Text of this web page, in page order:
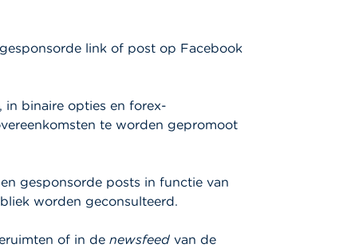
link of post op Facebook
binaire opties en forex-
te worden gepromoot
gesponsorde posts in functie van
worden geconsulteerd.
of in de newsfeed van de